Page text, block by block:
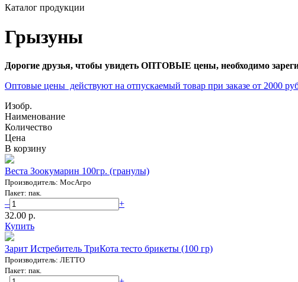
Каталог продукции
Грызуны
Дорогие друзья, чтобы увидеть ОПТОВЫЕ цены, необходимо
Оптовые цены действуют на отпускаемый товар при заказе от 2000
Изобр.
Наименование
Количество
Цена
В корзину
Веста Зоокумарин 100гр. (гранулы)
Производитель: МосАгро
Пакет: пак.
–
+
32.00 p.
Купить
Зарит Истребитель ТриКота тесто брикеты (100 гр)
Производитель: ЛЕТТО
Пакет: пак.